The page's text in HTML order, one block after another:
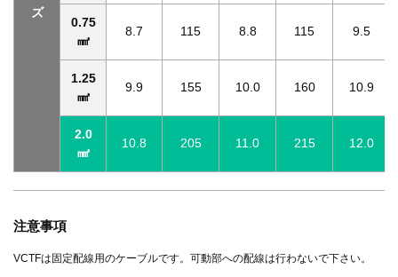
ズ
0.75
㎟
8.7 115 8.8 115 9.5
1.25
㎟
9.9 155 10.0 160 10.9
2.0
㎟
10.8 205 11.0 215 12.0
注意事項
VCTFは固定配線用のケーブルです。可動部への配線は行わないで下さい。